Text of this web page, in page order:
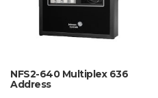
NFS2-640 Multiplex 636
Address